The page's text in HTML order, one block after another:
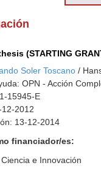
(STARTING
Soler Toscano /
OPN - Acción
15945-E
2012
13-12-2014
financiador/es:
e Innovación